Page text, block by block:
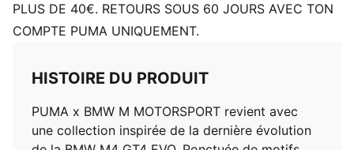
PLUS DE 40€. RETOURS SOUS 60 JOURS AVEC TON
COMPTE PUMA UNIQUEMENT.
HISTOIRE DU PRODUIT
PUMA x BMW M MOTORSPORT revient avec
une collection inspirée de la dernière évolution